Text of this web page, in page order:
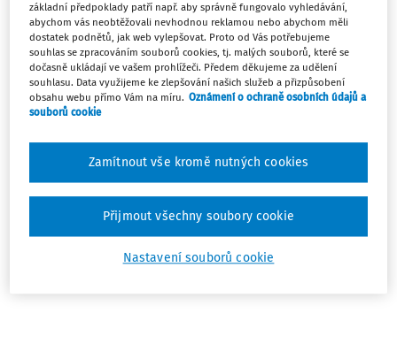
>>Žádost pro uplatnění náhrady mzdy
Po vyplacení mezd bude potřeba vyplnit ještě druhou část
- návod na vyplnění bude v nejbližší době také zveřejněn
formou videa na webových stránkách ministerstva.
pro zaměstnavatele.
(zdroj: Ministerstvo práce a sociálních věcí, www.mpsv.cz)
Tisknout
základní předpoklady patří např. aby správně fungovalo vyhledávání,
abychom vás neobtěžovali nevhodnou reklamou nebo abychom měli
dostatek podnětů, jak web vylepšovat. Proto od Vás potřebujeme
souhlas se zpracováním souborů cookies, tj. malých souborů, které se
dočasně ukládají ve vašem prohlížeči. Předem děkujeme za udělení
souhlasu. Data využijeme ke zlepšování našich služeb a přizpůsobení
obsahu webu přímo Vám na míru. Oznámení o ochraně osobních údajů a
souborů cookie
Nastavení souborů cookie
Zamítnout vše kromě nutných cookies
Přijmout všechny soubory cookie